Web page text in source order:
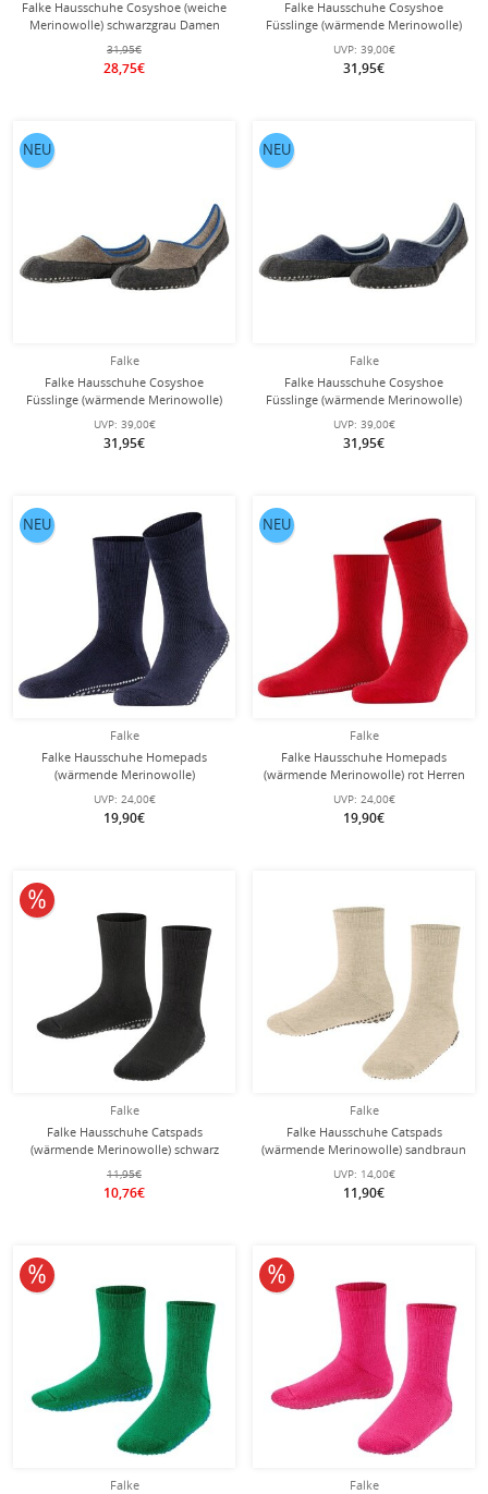
Falke Hausschuhe Cosyshoe (weiche
Merinowolle) schwarzgrau Damen
31,95€
28,75€
Falke Hausschuhe Cosyshoe
Füsslinge (wärmende Merinowolle)
anthrazitgrau Herren
UVP: 39,00€
31,95€
Falke
Falke Hausschuhe Cosyshoe
Füsslinge (wärmende Merinowolle)
braun Herren
UVP: 39,00€
31,95€
NEU
Falke
Falke Hausschuhe Cosyshoe
Füsslinge (wärmende Merinowolle)
dunkelblau Herren
UVP: 39,00€
31,95€
NEU
Falke
Falke Hausschuhe Homepads
(wärmende Merinowolle)
marineblau Herren
UVP: 24,00€
19,90€
NEU
Falke
Falke Hausschuhe Homepads
(wärmende Merinowolle) rot Herren
UVP: 24,00€
19,90€
NEU
Falke
Falke Hausschuhe Catspads
(wärmende Merinowolle) schwarz
Kinder
11,95€
10,76€
10% reduziert
Falke
Falke Hausschuhe Catspads
(wärmende Merinowolle) sandbraun
Kinder
UVP: 14,00€
11,90€
Falke
10% reduziert
Falke
10% reduziert